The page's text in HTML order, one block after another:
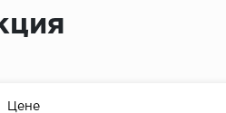
Цене